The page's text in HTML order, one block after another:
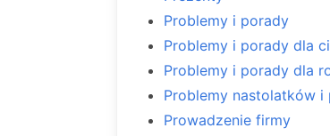
Problemy i porady
Problemy i porady dla
Problemy i porady dla
Problemy nastolatków i
Prowadzenie firmy